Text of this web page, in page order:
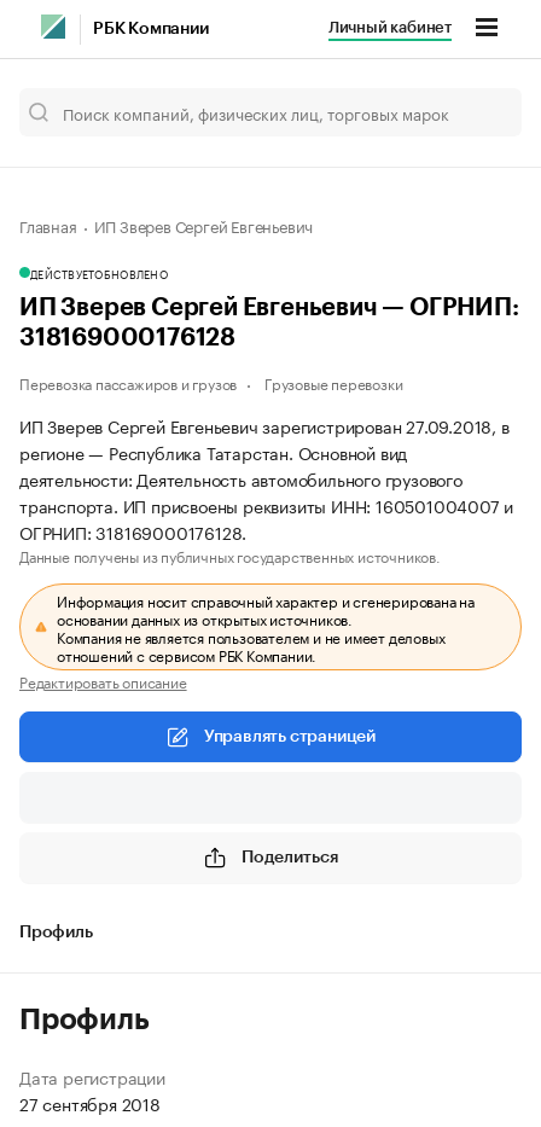
РБК Компании Личный кабинет
Главная ИП Зверев Сергей Евгеньевич
ДЕЙСТВУЕТОБНОВЛЕНО
ИП Зверев Сергей Евгеньевич — ОГРНИП:
318169000176128
Перевозка пассажиров и грузов Грузовые перевозки
ИП Зверев Сергей Евгеньевич зарегистрирован 27.09.2018, в
регионе — Республика Татарстан. Основной вид
деятельности: Деятельность автомобильного грузового
транспорта. ИП присвоены реквизиты ИНН: 160501004007 и
ОГРНИП: 318169000176128.
Данные получены из публичных государственных источников.
Информация носит справочный характер и сгенерирована на
основании данных из открытых источников.
Компания не является пользователем и не имеет деловых
отношений с сервисом РБК Компании.
Редактировать описание
Управлять страницей
Поделиться
Профиль
Профиль
Дата регистрации
27 сентября 2018